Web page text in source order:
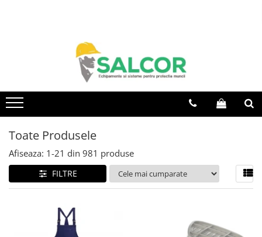
Articole unica folosinta
Combinezoane
Costum-Salopeta
Halate de lucru
Imbracaminte Femei
Toate Produsele
Afiseaza: 1-21 din 981 produse
FILTRE